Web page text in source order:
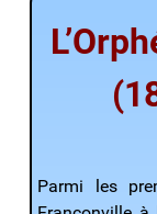
Parmi les